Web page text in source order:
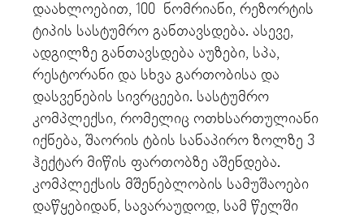
დაახლოებით, 100 ნომრიანი, რეზორტის
ტიპის სასტუმრო განთავსდება. ასევე,
ადგილზე განთავსდება აუზები, სპა,
რესტორანი და სხვა გართობისა და
დასვენების სივრცეები. სასტუმრო
კომპლექსი, რომელიც ოთხსართულიანი
იქნება, შაორის ტბის სანაპირო ზოლზე 3
ჰექტარ მიწის ფართობზე აშენდება.
კომპლექსის მშენებლობის სამუშაოები
დაწყებიდან, სავარაუდოდ, სამ წელში